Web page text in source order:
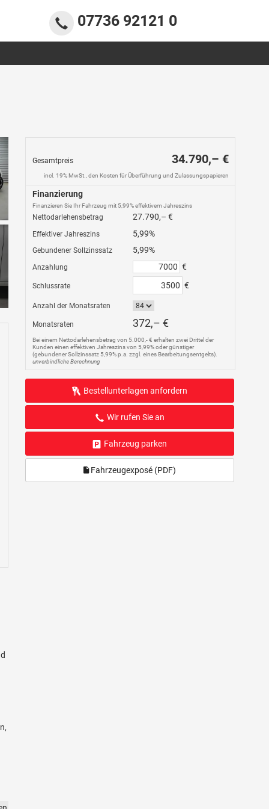
07736 92121 0
Gesamtpreis 34.790,– €
incl. 19% MwSt., den Kosten für Überführung und Zulassungspapieren
Finanzierung
Finanzieren Sie Ihr Fahrzeug mit 5,99% effektivem Jahreszins
Nettodarlehensbetrag 27.790,– €
Effektiver Jahreszins 5,99%
Gebundener Sollzinssatz 5,99%
Anzahlung €
Schlussrate €
Anzahl der Monatsraten
Monatsraten 372,– €
Bei einem Nettodarlehensbetrag von 5.000,- € erhalten zwei Drittel der
Kunden einen effektiven Jahreszins von 5,99% oder günstiger
(gebundener Sollzinssatz 5,99% p.a. zzgl. eines Bearbeitungsentgelts).
unverbindliche Berechnung
Bestellunterlagen anfordern
Wir rufen Sie an
Fahrzeug parken
Fahrzeugexposé (PDF)